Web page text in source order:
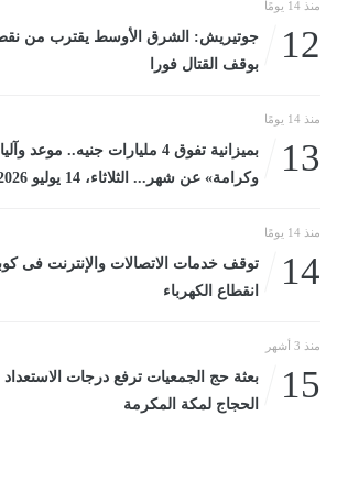
منذ 14 يومًا
12
جوتيريش: الشرق الأوسط يقترب من
بوقف القتال فورا
منذ 14 يومًا
13
بميزانية تفوق 4 مليارات جنيه..
وكرامة» عن شهر... الثلاثاء، 14 يوليو 2026 10:46 صـ
منذ 14 يومًا
14
توقف خدمات الاتصالات والإنترنت فى
انقطاع الكهرباء
منذ 3 أشهر
15
بعثة حج الجمعيات ترفع درجات
الحجاج لمكة المكرمة